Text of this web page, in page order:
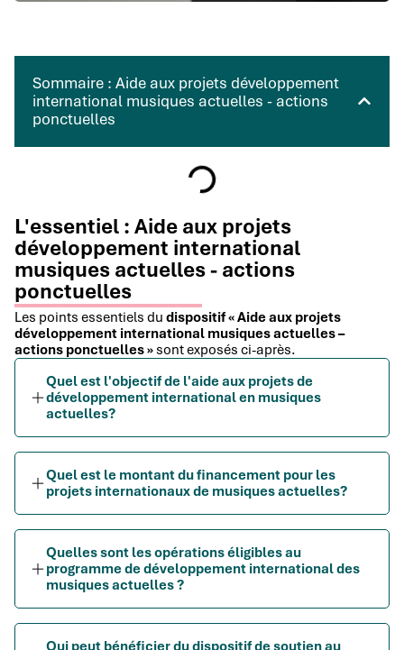
Sommaire : Aide aux projets développement
international musiques actuelles - actions
ponctuelles
L'essentiel : Aide aux projets
développement international
musiques actuelles - actions
ponctuelles
Les points essentiels du dispositif « Aide aux projets
développement international musiques actuelles –
actions ponctuelles » sont exposés ci-après.
Quel est l'objectif de l'aide aux projets de
développement international en musiques
actuelles?
Quel est le montant du financement pour les
projets internationaux de musiques actuelles?
Quelles sont les opérations éligibles au
programme de développement international des
musiques actuelles ?